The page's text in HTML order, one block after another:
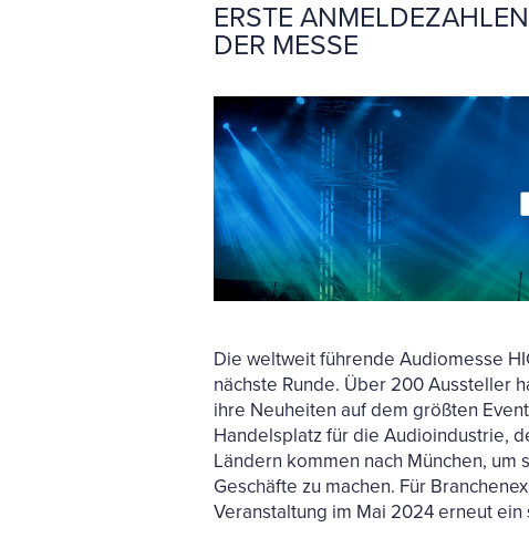
ERSTE
DER MESSE
Die weltweit führende Audiomesse
nächste Runde. Über 200 Aussteller
ihre Neuheiten auf dem größten
Handelsplatz für die Audioindustrie,
Ländern kommen nach München, um
Geschäfte zu machen. Für
Veranstaltung im Mai 2024 erneut